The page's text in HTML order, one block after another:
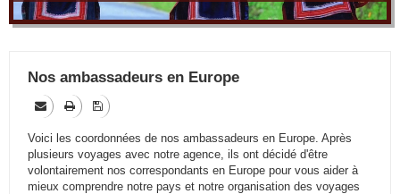
Nos ambassadeurs en Europe
Voici les coordonnées de nos ambassadeurs en Europe. Après
plusieurs voyages avec notre agence, ils ont décidé d'être
volontairement nos correspondants en Europe pour vous aider à
mieux comprendre notre pays et notre organisation des voyages